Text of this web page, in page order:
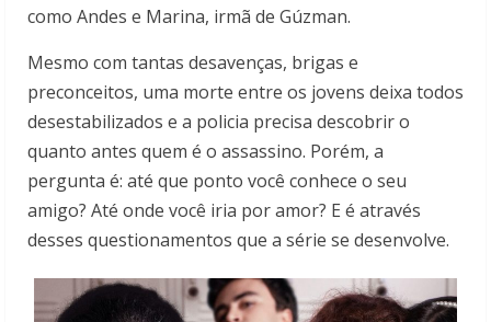
como Andes e Marina, irmã de Gúzman.
Mesmo com tantas desavenças, brigas e
preconceitos, uma morte entre os jovens deixa todos
desestabilizados e a policia precisa descobrir o
quanto antes quem é o assassino. Porém, a
pergunta é: até que ponto você conhece o seu
amigo? Até onde você iria por amor? E é através
desses questionamentos que a série se desenvolve.